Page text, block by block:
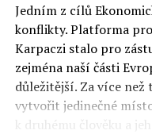
Jedním z cílů
konflikty. Platforma
Karpaczi stalo pro
zejména naší části
důležitější. Za více
vytvořit jedinečné
k druhému člověku a